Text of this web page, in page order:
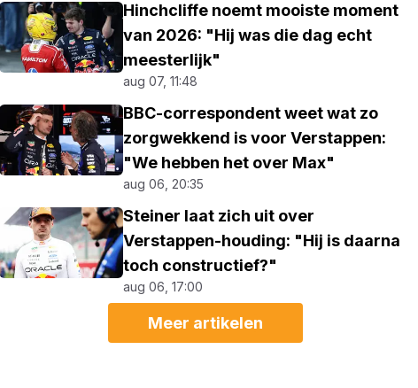
Hinchcliffe noemt mooiste moment
van 2026: "Hij was die dag echt
meesterlijk"
aug 07, 11:48
BBC-correspondent weet wat zo
zorgwekkend is voor Verstappen:
"We hebben het over Max"
aug 06, 20:35
Steiner laat zich uit over
Verstappen-houding: "Hij is daarna
toch constructief?"
aug 06, 17:00
Meer artikelen